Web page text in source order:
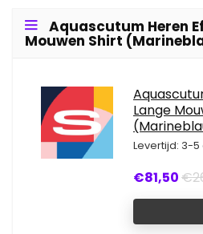
Aquascutum Heren
Mouwen Shirt
Lange
Levertijd: 3-
€81,50